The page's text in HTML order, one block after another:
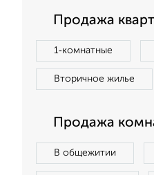
Продажа
1‑комнатные
Вторичное жилье
Продажа
В общежитии